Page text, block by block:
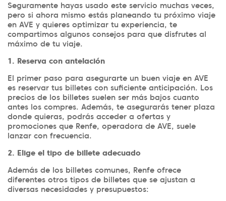
Seguramente hayas usado este servicio muchas veces,
pero si ahora mismo estás planeando tu próximo viaje
en AVE y quieres optimizar tu experiencia, te
compartimos algunos consejos para que disfrutes al
máximo de tu viaje.
1. Reserva con antelación
El primer paso para asegurarte un buen viaje en AVE
es reservar tus billetes con suficiente anticipación. Los
precios de los billetes suelen ser más bajos cuanto
antes los compres. Además, te asegurarás tener plaza
donde quieras, podrás acceder a ofertas y
promociones que Renfe, operadora de AVE, suele
lanzar con frecuencia.
2. Elige el tipo de billete adecuado
Además de los billetes comunes, Renfe ofrece
diferentes otros tipos de billetes que se ajustan a
diversas necesidades y presupuestos: